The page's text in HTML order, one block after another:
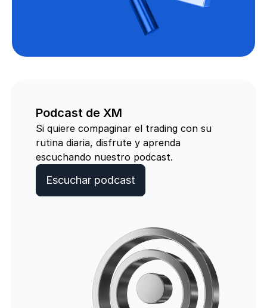
Podcast de XM
Si quiere compaginar el trading con su
rutina diaria, disfrute y aprenda
escuchando nuestro podcast.
Escuchar podcast